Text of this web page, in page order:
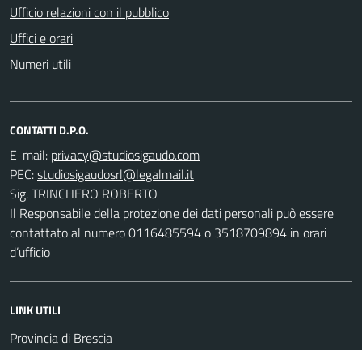
Ufficio relazioni con il pubblico
Uffici e orari
Numeri utili
CONTATTI D.P.O.
E-mail:
PEC:
Sig. TRINCHERO ROBERTO
Il Responsabile della protezione dei dati personali può essere
contattato al numero 0116485594 o 3518709894 in orari
d’ufficio
LINK UTILI
Provincia di Brescia